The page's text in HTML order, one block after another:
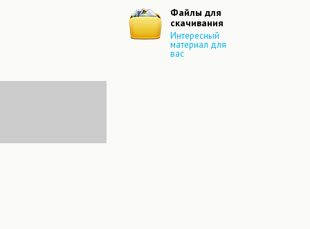
Файлы для
скачивания
Интересный
материал для
вас